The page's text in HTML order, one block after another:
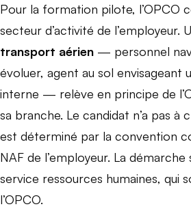
Pour la formation pilote, l’OPCO
secteur d’activité de l’employeur.
transport aérien — personnel
évoluer, agent au sol envisageant
interne — relève en principe de
sa branche. Le candidat n’a pas à
est déterminé par la convention
NAF de l’employeur. La démarche
service ressources humaines, qui
l’OPCO.